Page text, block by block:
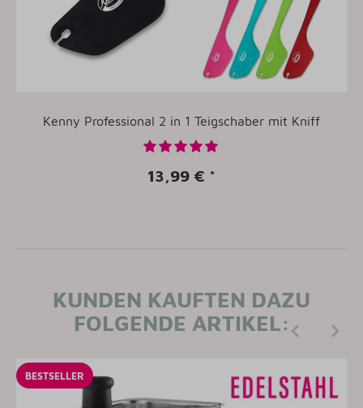
Kenny Professional 2 in 1 Teigschaber mit Kniff
13,99 € *
KUNDEN KAUFTEN DAZU
FOLGENDE ARTIKEL:
BESTSELLER